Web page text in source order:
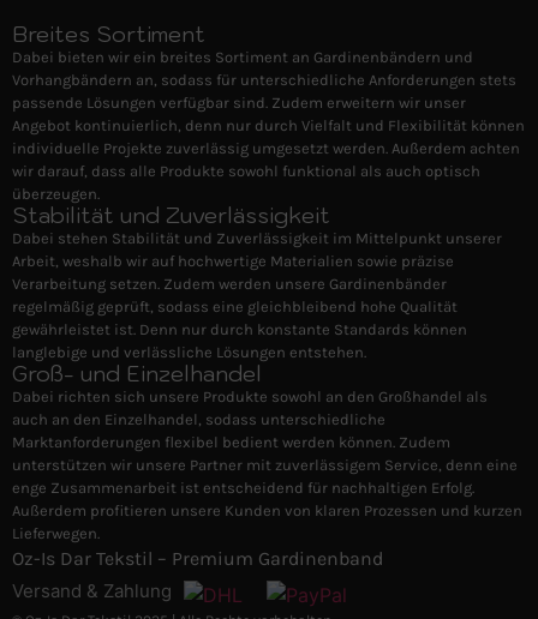
Breites Sortiment
Dabei bieten wir ein breites Sortiment an Gardinenbändern und
Vorhangbändern an, sodass für unterschiedliche Anforderungen stets
passende Lösungen verfügbar sind. Zudem erweitern wir unser
Angebot kontinuierlich, denn nur durch Vielfalt und Flexibilität können
individuelle Projekte zuverlässig umgesetzt werden. Außerdem achten
wir darauf, dass alle Produkte sowohl funktional als auch optisch
überzeugen.
Stabilität und Zuverlässigkeit
Dabei stehen Stabilität und Zuverlässigkeit im Mittelpunkt unserer
Arbeit, weshalb wir auf hochwertige Materialien sowie präzise
Verarbeitung setzen. Zudem werden unsere Gardinenbänder
regelmäßig geprüft, sodass eine gleichbleibend hohe Qualität
gewährleistet ist. Denn nur durch konstante Standards können
langlebige und verlässliche Lösungen entstehen.
Groß- und Einzelhandel
Dabei richten sich unsere Produkte sowohl an den Großhandel als
auch an den Einzelhandel, sodass unterschiedliche
Marktanforderungen flexibel bedient werden können. Zudem
unterstützen wir unsere Partner mit zuverlässigem Service, denn eine
enge Zusammenarbeit ist entscheidend für nachhaltigen Erfolg.
Außerdem profitieren unsere Kunden von klaren Prozessen und kurzen
Lieferwegen.
Oz-Is Dar Tekstil – Premium Gardinenband
Versand & Zahlung